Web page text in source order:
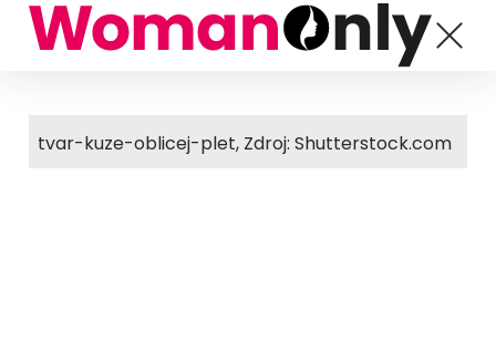
tvar-kuze-oblicej-plet, Zdroj: Shutterstock.com